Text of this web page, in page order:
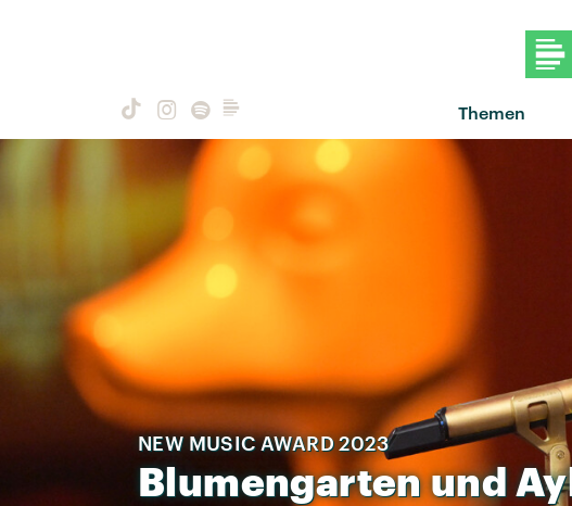
Themen
NEW MUSIC AWARD 2023
Blumengartenund